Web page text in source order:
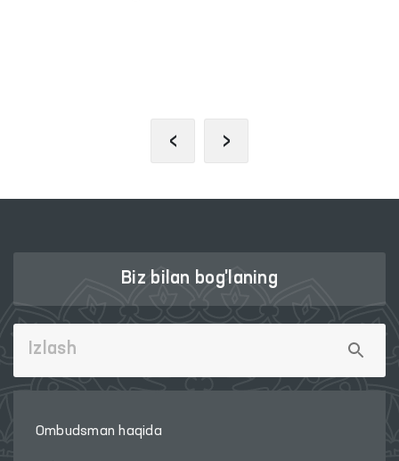
‹ ›
Biz bilan bog'laning
Ombudsman haqida